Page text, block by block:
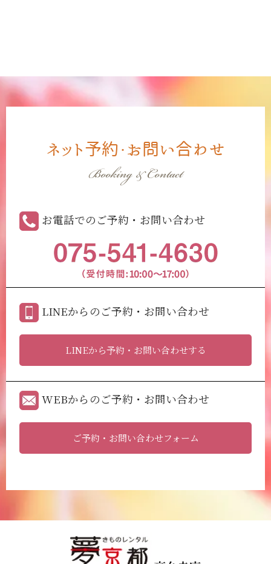
ネット予約・お問い合わせ
Booking & Contact
お電話でのご予約・お問い合わせ
LINEからのご予約・お問い合わせ
LINEから予約・お問い合わせする
WEBからのご予約・お問い合わせ
ご予約・お問い合わせフォーム